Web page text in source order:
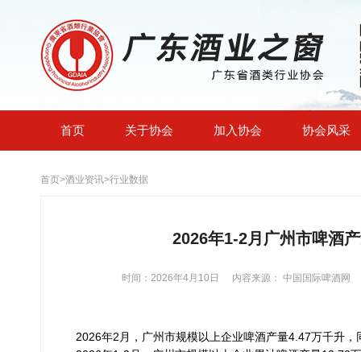
首页 关于协会 加入协会 协会风采
首页>酒业资讯>行业数据
2026年1-2月广州市啤酒
时间：2026年4月10日 内容来源： 中国国际啤酒网
2026年2月，广州市规模以上企业啤酒产量4.47万千升，